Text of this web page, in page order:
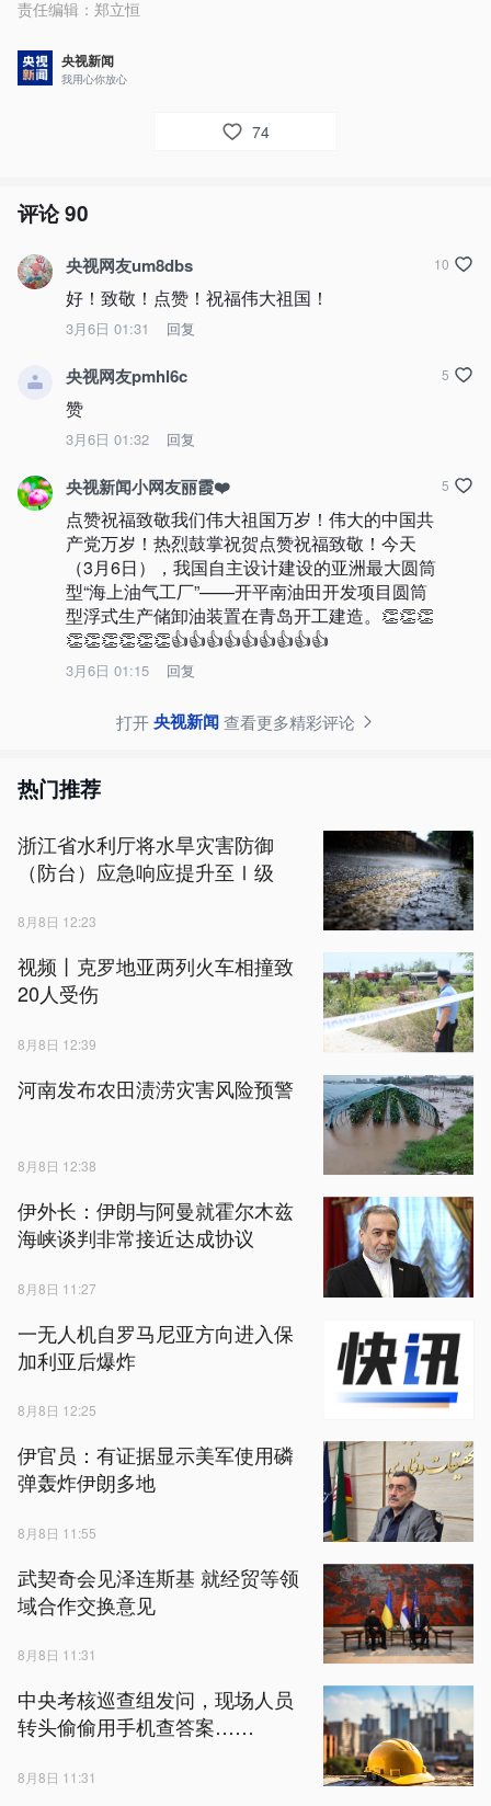
责任编辑： 郑立恒
央视新闻
我用心你放心
74
评论90
央视网友um8dbs
好！致敬！点赞！祝福伟大祖国！
3月6日 01:31 回复
10
央视网友pmhl6c
赞
3月6日 01:32 回复
5
央视新闻小网友丽霞❤️
点赞祝福致敬我们伟大祖国万岁！伟大的中国共
产党万岁！热烈鼓掌祝贺点赞祝福致敬！今天
（3月6日），我国自主设计建设的亚洲最大圆筒
型“海上油气工厂”——开平南油田开发项目圆筒
型浮式生产储卸油装置在青岛开工建造。👏👏👏
👏👏👏👏👏👏👍👍👍👍👍👍👍👍👍
3月6日 01:15 回复
5
打开央视新闻查看更多精彩评论
热门推荐
浙江省水利厅将水旱灾害防御
（防台）应急响应提升至Ⅰ级
8月8日 12:23
视频丨克罗地亚两列火车相撞致
20人受伤
8月8日 12:39
河南发布农田渍涝灾害风险预警
8月8日 12:38
伊外长：伊朗与阿曼就霍尔木兹
海峡谈判非常接近达成协议
8月8日 11:27
一无人机自罗马尼亚方向进入保
加利亚后爆炸
8月8日 12:25
伊官员：有证据显示美军使用磷
弹轰炸伊朗多地
8月8日 11:55
武契奇会见泽连斯基 就经贸等领
域合作交换意见
8月8日 11:31
中央考核巡查组发问，现场人员
转头偷偷用手机查答案……
8月8日 11:31